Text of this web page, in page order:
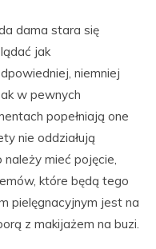
dama stara się
jak
niemniej
w pewnych
popełniają one
nie oddziałują
mieć pojęcie,
które będą tego
pielęgnacyjnym jest na
z makijażem na buzi.